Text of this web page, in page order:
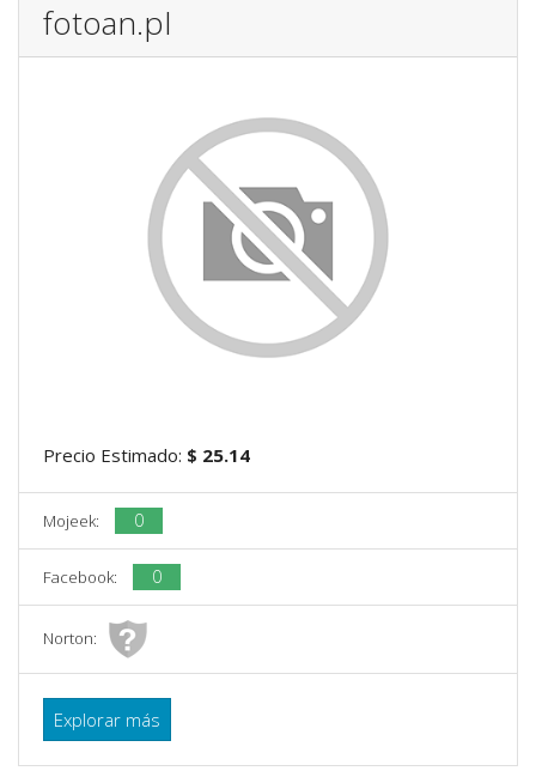
fotoan.pl
Precio Estimado: $ 25.14
Mojeek: 0
Facebook: 0
Norton:
Explorar más